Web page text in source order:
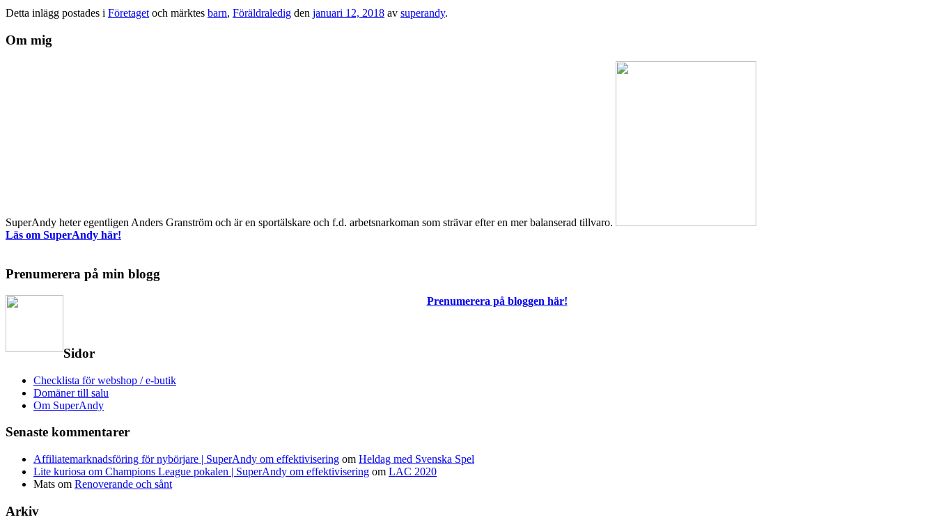
Detta inlägg postades i Företaget och märktes barn, Föräldraledig den januari 12, 2018 av superandy.
Om mig
SuperAndy heter egentligen Anders Granström och är en sportälskare och f.d. arbetsnarkoman som strävar efter en mer balanserad tillvaro.
Läs om SuperAndy här!
Prenumerera på min blogg
Prenumerera på bloggen här!
Sidor
Checklista för webshop / e-butik
Domäner till salu
Om SuperAndy
Senaste kommentarer
Affiliatemarknadsföring för nybörjare | SuperAndy om effektivisering om Heldag med Svenska Spel
Lite kuriosa om Champions League pokalen | SuperAndy om effektivisering om LAC 2020
Mats om Renoverande och sånt
Arkiv